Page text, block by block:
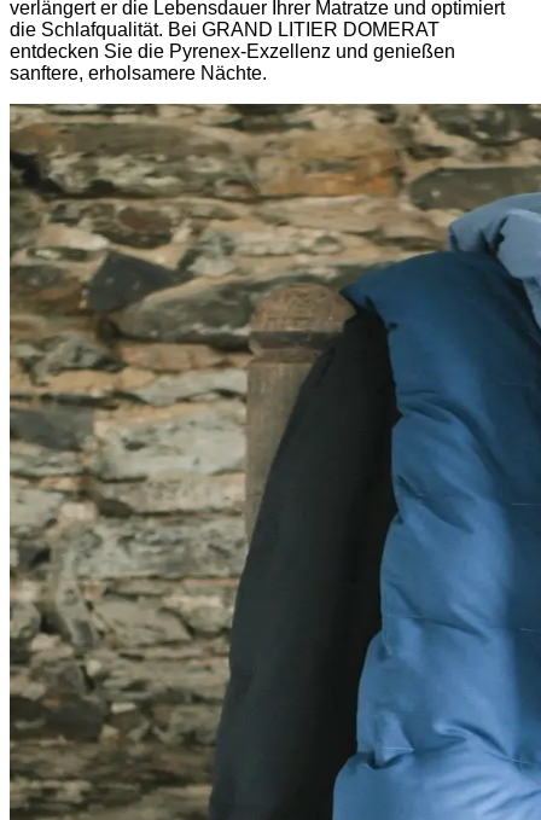
verlängert er die Lebensdauer Ihrer Matratze und optimiert
die Schlafqualität. Bei GRAND LITIER DOMERAT
entdecken Sie die Pyrenex-Exzellenz und genießen
sanftere, erholsamere Nächte.